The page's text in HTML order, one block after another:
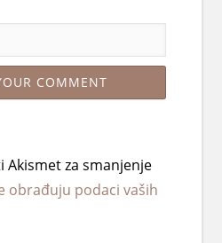
Akismet za smanjenje
obrađuju podaci vaših